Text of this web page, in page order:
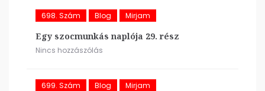
698. Szám Blog Mirjam
Egy szocmunkás naplója 29. rész
Nincs hozzászólás
699. Szám Blog Mirjam